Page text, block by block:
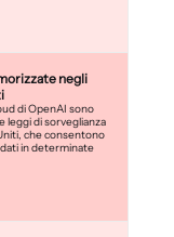
negli
di OpenAI sono
leggi di sorveglianza
che consentono
dati in determinate